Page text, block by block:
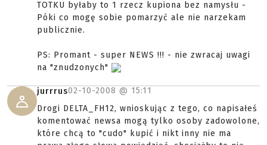
TOTKU byłaby to 1 rzecz kupiona bez namysłu -
Póki co mogę sobie pomarzyć ale nie narzekam
publicznie.
PS: Promant - super NEWS !!! - nie zwracaj uwagi
na "znudzonych"
jurrrus02-10-2008 @ 15:11
Drogi DELTA_FH12, wnioskując z tego, co napisałeś
komentować newsa mogą tylko osoby zadowolone,
które chcą to "cudo" kupić i nikt inny nie ma